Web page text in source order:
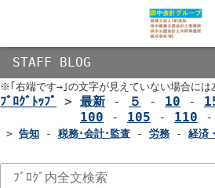
STAFF BLOG
※｢右端です→｣の文字が見えていない場合には
ﾌﾞﾛｸﾞﾄｯﾌﾟ > 最新 - ５ - 10 -
100 - 105 - 110 -
> 告知 - 税務･会計･監査 - 労務 - 経済